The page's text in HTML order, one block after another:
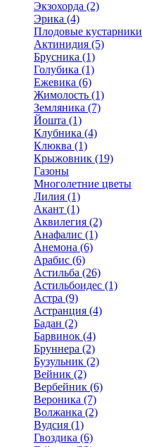
Экзохорда (2)
Эрика (4)
Плодовые кустарники
Актинидия (5)
Брусника (1)
Голубика (1)
Ежевика (6)
Жимолость (1)
Земляника (7)
Йошта (1)
Клубника (4)
Клюква (1)
Крыжовник (19)
Газоны
Многолетние цветы
Лилия (1)
Акант (1)
Аквилегия (2)
Анафалис (1)
Анемона (6)
Арабис (6)
Астильба (26)
Астильбоидес (1)
Астра (9)
Астранция (4)
Бадан (2)
Барвинок (4)
Бруннера (2)
Бузульник (2)
Вейник (2)
Вербейник (6)
Вероника (7)
Волжанка (2)
Вудсия (1)
Гвоздика (6)